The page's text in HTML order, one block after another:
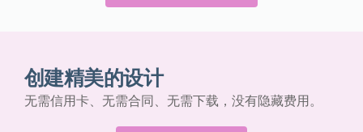
创建精美的设计
无需信用卡、无需合同、无需下载，没有隐藏费用。